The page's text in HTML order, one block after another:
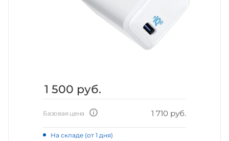
1 500 руб.
Базовая цена 1 710 руб.
На складе (от 1 дня)